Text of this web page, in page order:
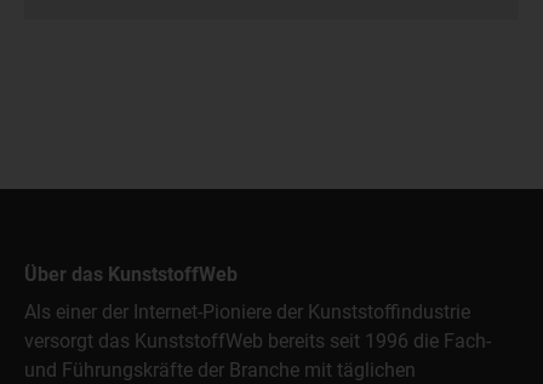
Über das KunststoffWeb
Als einer der Internet-Pioniere der Kunststoffindustrie
versorgt das KunststoffWeb bereits seit 1996 die Fach-
und Führungskräfte der Branche mit täglichen